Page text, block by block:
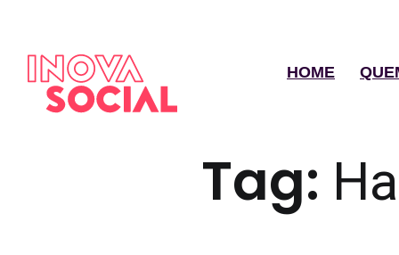
HOME
Tag: